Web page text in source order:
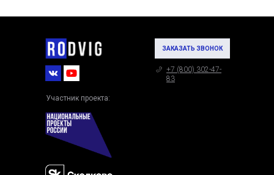
ЗАКАЗАТЬ ЗВОНОК
Участник проекта:
+7 (800) 302-47-
83